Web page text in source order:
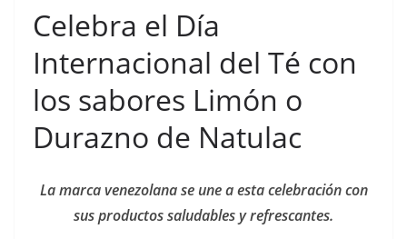
Celebra el Día
Internacional del Té con
los sabores Limón o
Durazno de Natulac
La marca venezolana se une a esta celebración con
sus productos saludables y refrescantes.